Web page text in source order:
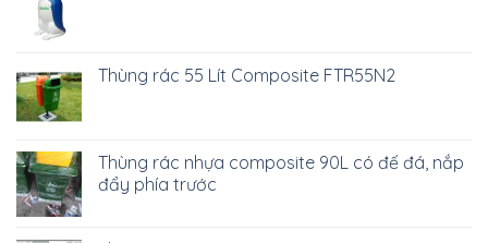
Thùng rác 55 Lít Composite FTR55N2
Thùng rác nhựa composite 90L có đế đá, nắp
đẩy phía trước